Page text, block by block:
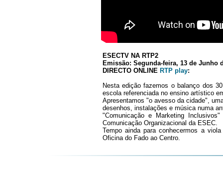
ESECTV NA RTP2
Emissão: Segunda-feira, 13 de Junho
DIRECTO ONLINE RTP play:
Nesta edição fazemos o balanço dos
escola referenciada no ensino artístico
Apresentamos "o avesso da cidade",
desenhos, instalações e música numa
"Comunicação e Marketing
Comunicação Organizacional da ESEC.
Tempo ainda para conhecermos a
Oficina do Fado ao Centro.